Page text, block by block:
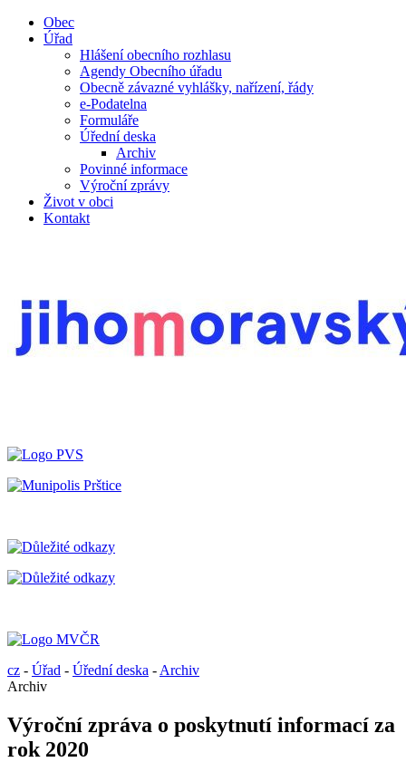
Obec
Úřad
Hlášení obecního rozhlasu
Agendy Obecního úřadu
Obecně závazné vyhlášky, nařízení, řády
e-Podatelna
Formuláře
Úřední deska
Archiv
Povinné informace
Výroční zprávy
Život v obci
Kontakt
cz - Úřad - Úřední deska - Archiv
Archiv
Výroční zpráva o poskytnutí informací za
rok 2020